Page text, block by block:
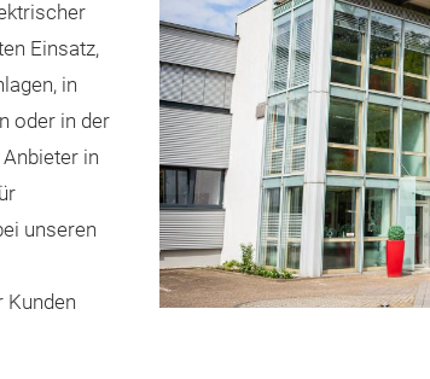
Einsatz,
in
oder in der
in
unseren
Kunden